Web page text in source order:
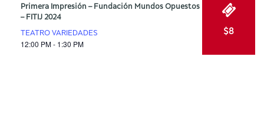
Primera Impresión – Fundación Mundos Opuestos
– FITIJ 2024
TEATRO VARIEDADES
12:00 PM - 1:30 PM
$8